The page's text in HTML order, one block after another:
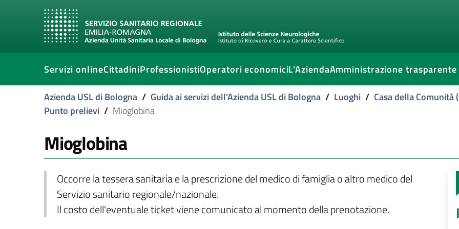
Servizi onlineCittadiniProfessionistiOperatori economiciL'AziendaAmministrazione trasparente
Azienda USL di Bologna / Guida ai servizi dell'Azienda USL di Bologna / Luoghi / Casa della Comunità
Punto prelievi / Mioglobina
Mioglobina
Occorre la tessera sanitaria e la prescrizione del medico di famiglia o altro medico del
Servizio sanitario regionale/nazionale.
Il costo dell'eventuale ticket viene comunicato al momento della prenotazione.